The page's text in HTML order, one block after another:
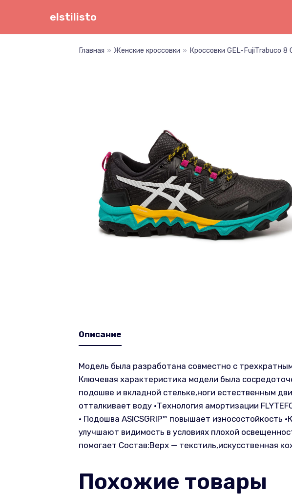
elstilisto
Главная » Женские кроссовки » Кроссовки GEL-FujiTrabuco 8
Описание
Модель была разработана совместно с
Ключевая характеристика модели была
подошве и вкладной стельке,ноги естественным
отталкивает воду •Технология амортизации
• Подошва ASICSGRIP™ повышает
улучшают видимость в условиях плохой
помогает Состав:Верх — текстиль,искусственная
Похожие товары